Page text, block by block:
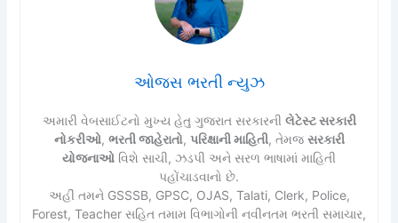
ઓજસ ભરતી ન્યુઝ
અમારી વેબસાઈટનો મુખ્ય હેતુ ગુજરાત સરકારની લેટેસ્ટ સરકારી
નોકરીઓ, ભરતી જાહેરાતો, પરિક્ષાની માહિતી, તેમજ સરકારી
યોજનાઓ વિશે સાચી, ઝડપી અને સરળ ભાષામાં માહિતી
પહોંચાડવાનો છે.
અહીં તમને GSSSB, GPSC, OJAS, Talati, Clerk, Police,
Forest, Teacher સહિત તમામ વિભાગોની નવીનતમ ભરતી સમાચાર,